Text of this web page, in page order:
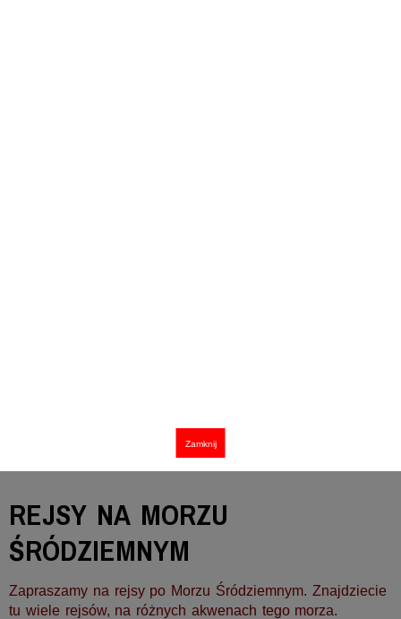
Zamknij
REJSY NA MORZU
ŚRÓDZIEMNYM
Zapraszamy na rejsy po Morzu Śródziemnym. Znajdziecie
tu wiele rejsów, na różnych akwenach tego morza.